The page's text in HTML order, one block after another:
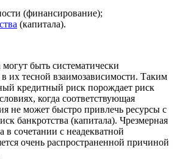
(финансирование);
(капитала).
быть систематически
их тесной взаимозависимости. Таким
кредитный риск порождает риск
когда соответствующая
не может быстро привлечь ресурсы с
банкротства (капитала). Чрезмерная
в сочетании с неадекватной
очень распространенной причиной